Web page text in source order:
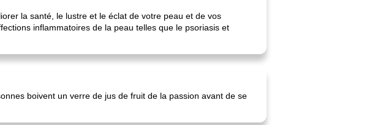
la santé, le lustre et le éclat de votre peau et de vos
inflammatoires de la peau telles que le psoriasis et
boivent un verre de jus de fruit de la passion avant de se